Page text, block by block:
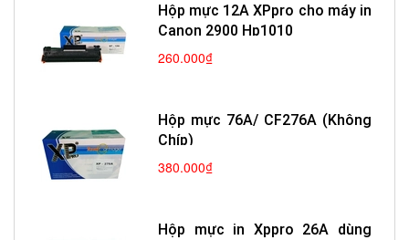
Hộp mực 12A XPpro cho máy in
Canon 2900 Hp1010
260.000₫
Hộp mực 76A/ CF276A (Không
Chíp)
380.000₫
Hộp mực in Xppro 26A dùng